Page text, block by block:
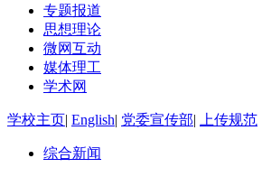
专题报道
思想理论
微网互动
媒体理工
学术网
学校主页| English| 党委宣传部| 上传规范
综合新闻